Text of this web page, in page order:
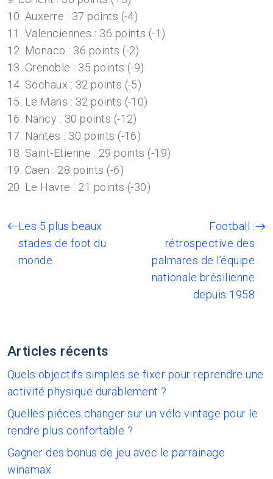
10. Auxerre : 37 points (-4)
11. Valenciennes : 36 points (-1)
12. Monaco : 36 points (-2)
13. Grenoble : 35 points (-9)
14. Sochaux : 32 points (-5)
15. Le Mans : 32 points (-10)
16. Nancy : 30 points (-12)
17. Nantes : 30 points (-16)
18. Saint-Etienne : 29 points (-19)
19. Caen : 28 points (-6)
20. Le Havre : 21 points (-30)
Les 5 plus beaux
stades de foot du
monde
Football :
rétrospective des
palmares de l’équipe
nationale brésilienne
depuis 1958
Articles récents
Quels objectifs simples se fixer pour reprendre une
activité physique durablement ?
Quelles pièces changer sur un vélo vintage pour le
rendre plus confortable ?
Gagner des bonus de jeu avec le parrainage
winamax